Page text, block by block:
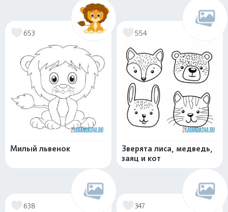
653
Милый львенок
554
Зверята лиса, медведь,
заяц и кот
638 347